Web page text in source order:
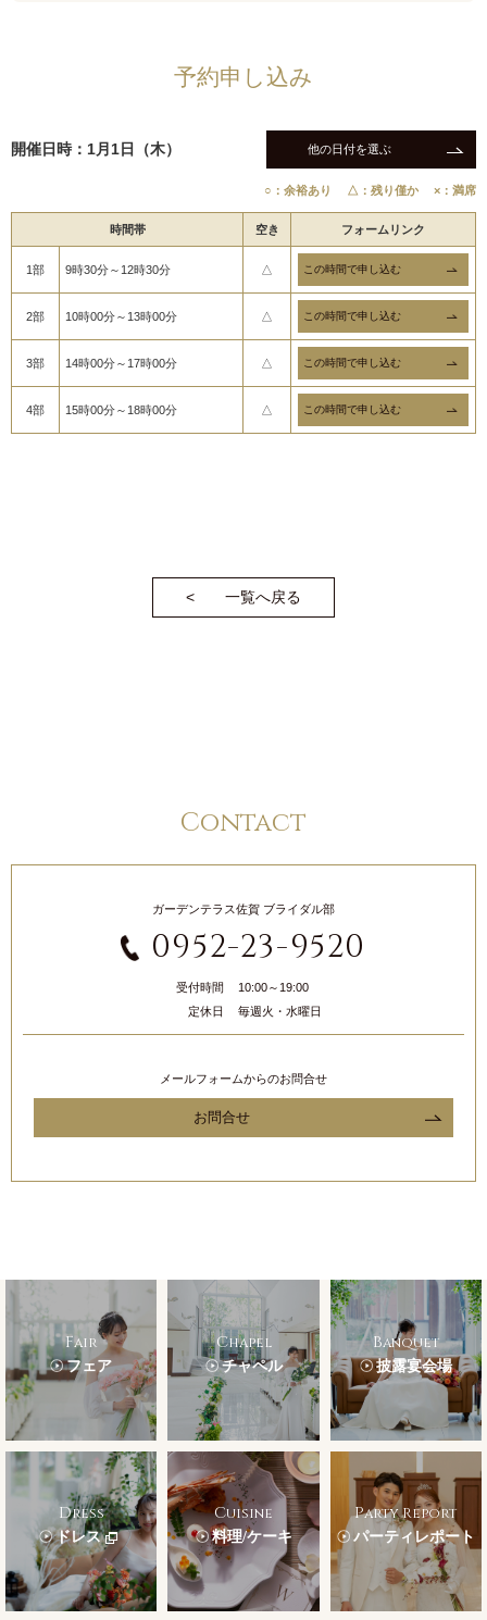
予約申し込み
開催日時：1月1日（木） 他の日付を選ぶ
○：余裕あり △：残り僅か ×：満席
時間帯 空き フォームリンク
1部 9時30分～12時30分 △
2部 10時00分～13時00分 △
3部 14時00分～17時00分 △
4部 15時00分～18時00分 △
一覧へ戻る
Contact
ガーデンテラス佐賀 ブライダル部
0952-23-9520
受付時間
10:00～19:00
定休日
毎週火・水曜日
メールフォームからのお問合せ
お問合せ
Fair
フェア
Chapel
チャペル
Banquet
披露宴会場
Dress
ドレス
Cuisine
料理/ケーキ
Party Report
パーティレポート